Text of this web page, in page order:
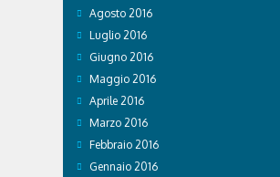
Agosto 2016
Luglio 2016
Giugno 2016
Maggio 2016
Aprile 2016
Marzo 2016
Febbraio 2016
Gennaio 2016